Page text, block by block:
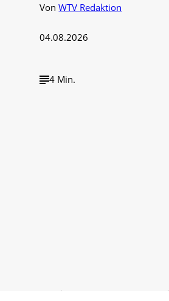
VonWTV Redaktion
04.08.2026
4 Min.
tv wirtschaft tv Podcast